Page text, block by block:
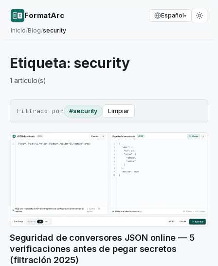
FormatArc
Inicio/Blog/security
Español▾
Etiqueta: security
1 artículo(s)
Filtrado por #security Limpiar
Seguridad de conversores JSON online — 5
verificaciones antes de pegar secretos
(filtración 2025)